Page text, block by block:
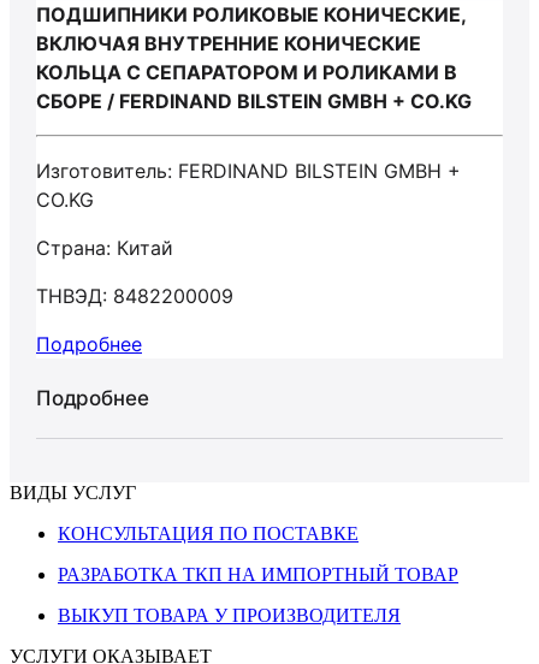
ПОДШИПНИКИ РОЛИКОВЫЕ КОНИЧЕСКИЕ,
ВКЛЮЧАЯ ВНУТРЕННИЕ КОНИЧЕСКИЕ
КОЛЬЦА С СЕПАРАТОРОМ И РОЛИКАМИ В
СБОРЕ / FERDINAND BILSTEIN GMBH + CO.KG
Изготовитель: FERDINAND BILSTEIN GMBH +
CO.KG
Страна: Китай
ТНВЭД: 8482200009
Подробнее
Подробнее
ВИДЫ УСЛУГ
КОНСУЛЬТАЦИЯ ПО ПОСТАВКЕ
РАЗРАБОТКА ТКП НА ИМПОРТНЫЙ ТОВАР
ВЫКУП ТОВАРА У ПРОИЗВОДИТЕЛЯ
УСЛУГИ ОКАЗЫВАЕТ